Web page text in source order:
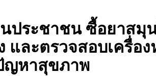
ประชาชน ซื้อยาสมุ
และตรวจสอบเครื่อ
ญหาสุขภาพ